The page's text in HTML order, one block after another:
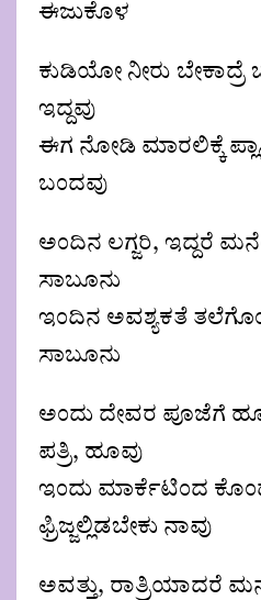
ಈಜುಕೊಳ
ಕುಡಿಯೋ ನೀರು
ಇದ್ದವು
ಈಗ ನೋಡಿ ಮಾರಲಿಕ್ಕೆ
ಬಂದವು
ಅಂದಿನ ಲಗ್ಜರಿ, ಇದ್ದರೆ
ಸಾಬೂನು
ಇಂದಿನ ಅವಶ್ಯಕತೆ
ಸಾಬೂನು
ಅಂದು ದೇವರ ಪೂಜೆಗೆ
ಪತ್ರಿ, ಹೂವು
ಇಂದು ಮಾರ್ಕೆಟಿಂದ
ಫ್ರಿಜ್ಜಲ್ಲಿಡಬೇಕು ನಾವು
ಅವತ್ತು, ರಾತ್ರಿಯಾದರೆ